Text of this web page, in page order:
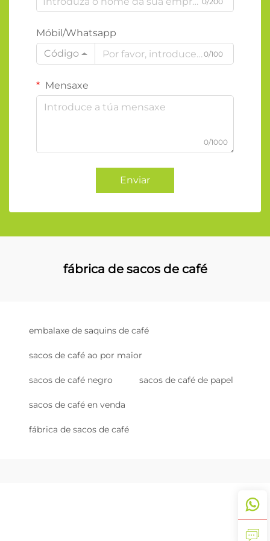
Móbil/Whatsapp
Código
0/100
Mensaxe
0/1000
Enviar
fábrica de sacos de café
embalaxe de saquins de café
sacos de café ao por maior
sacos de café negro sacos de café de papel
sacos de café en venda
fábrica de sacos de café